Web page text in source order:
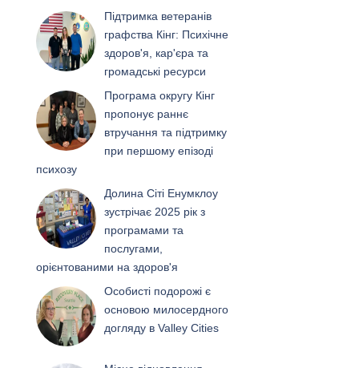
Підтримка ветеранів
графства Кінг: Психічне
здоров'я, кар'єра та
громадські ресурси
Програма округу Кінг
пропонує раннє
втручання та підтримку
при першому епізоді
психозу
Долина Сіті Енумклоу
зустрічає 2025 рік з
програмами та
послугами,
орієнтованими на здоров'я
Особисті подорожі є
основою милосердного
догляду в Valley Cities